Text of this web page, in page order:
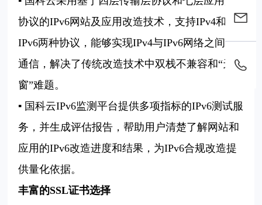
协议的IPv6网站及应用改造技术，支持IPv4和
IPv6两种协议，能够实现IPv4与IPv6网络之间的
通信，解决了传统改造技术中双栈不兼容和“天
窗”难题。
▪ 国科云IPv6监测平台提供多项指标的IPv6测试服
务，并生成评估报告，帮助用户清楚了解网站和
应用的IPv6改造进度和结果，为IPv6合规改造提
供量化依据。
丰富的SSL证书选择